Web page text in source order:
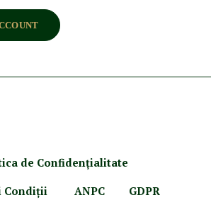
de Confidenţialitate
Condiţii
ANPC
GDPR